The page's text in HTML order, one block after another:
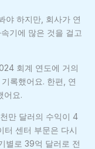
야 하지만, 회사가 연
기에 많은 것을 걸고
회계 연도에 거의
록했어요. 한편, 연
어요.
만 달러의 수익이 4
터 센터 부문은 다시
별로 39억 달러로 전